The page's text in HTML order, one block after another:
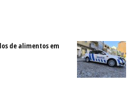
de alimentos em